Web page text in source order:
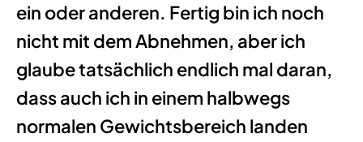
ein oder anderen. Fertig bin ich noch
nicht mit dem Abnehmen, aber ich
glaube tatsächlich endlich mal daran,
dass auch ich in einem halbwegs
normalen Gewichtsbereich landen